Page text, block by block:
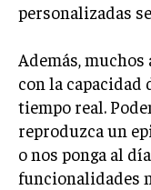
personalizadas
Además,
con la
tiempo real.
reproduzca un
o nos ponga al
funcionalidades